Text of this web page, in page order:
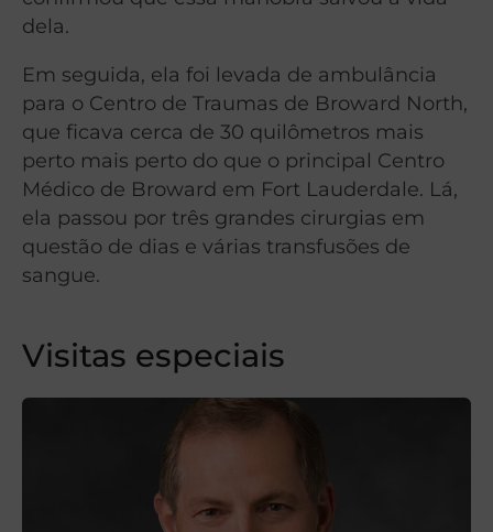
dela.
Em seguida, ela foi levada de ambulância
para o Centro de Traumas de Broward North,
que ficava cerca de 30 quilômetros mais
perto mais perto do que o principal Centro
Médico de Broward em Fort Lauderdale. Lá,
ela passou por três grandes cirurgias em
questão de dias e várias transfusões de
sangue.
Visitas especiais